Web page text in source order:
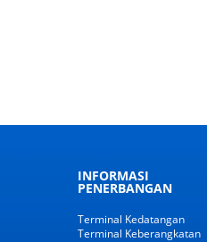
INFORMASI
PENERBANGAN
Terminal Kedatangan
Terminal Keberangkatan